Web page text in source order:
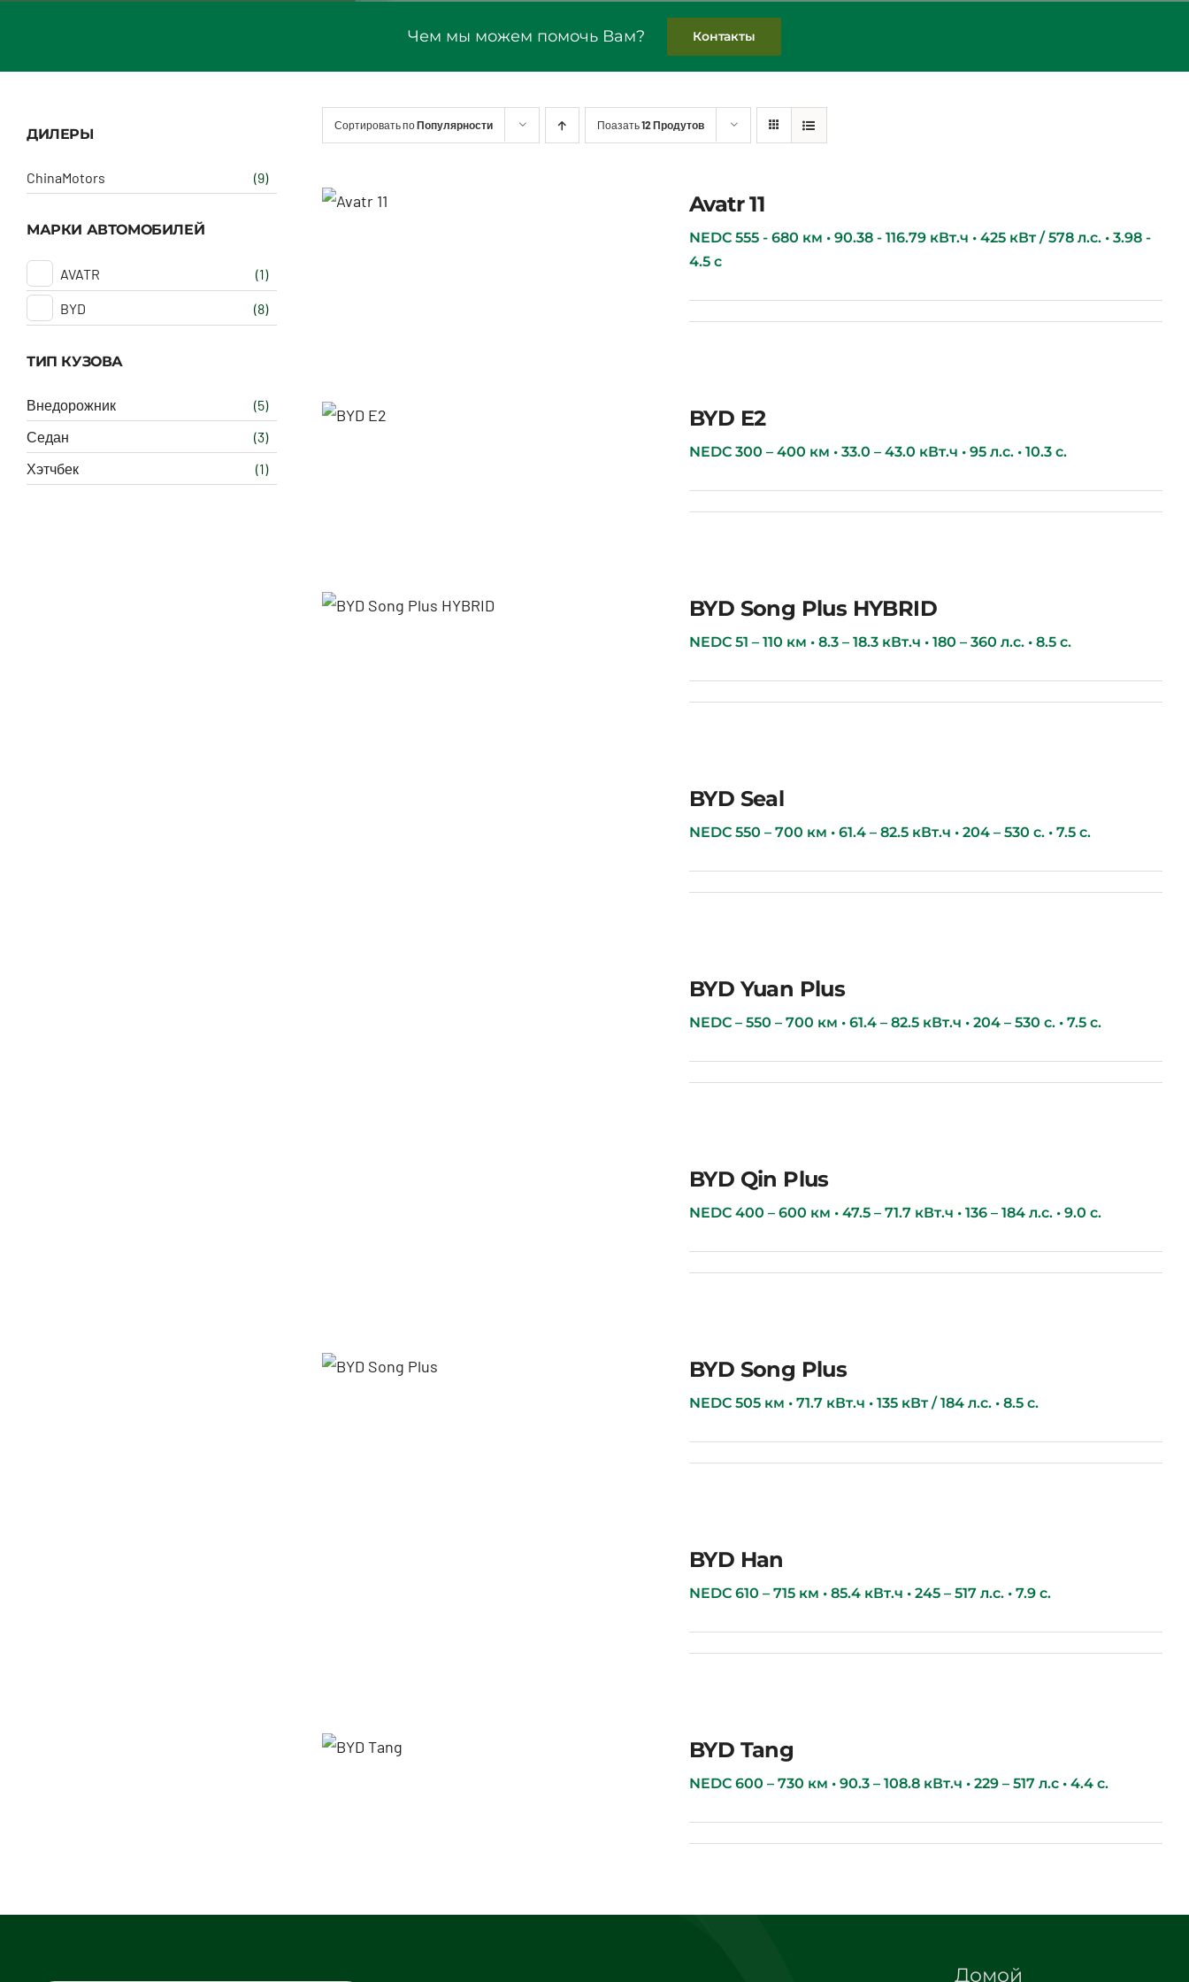
Чем мы можем помочь Вам? Контакты
ДИЛЕРЫ
ChinaMotors (9)
МАРКИ АВТОМОБИЛЕЙ
AVATR (1)
BYD (8)
ТИП КУЗОВА
Внедорожник
(5)
Седан
(3)
Хэтчбек
(1)
Сортировать поПопулярности Поазать12 Продутов
Avatr 11
NEDC 555 - 680 км • 90.38 - 116.79 кВт.ч • 425 кВт / 578 л.с. • 3.98 -
4.5 с
BYD E2
NEDC 300 – 400 км • 33.0 – 43.0 кВт.ч • 95 л.с. • 10.3 с.
BYD Song Plus HYBRID
NEDC 51 – 110 км • 8.3 – 18.3 кВт.ч • 180 – 360 л.с. • 8.5 с.
BYD Seal
NEDC 550 – 700 км • 61.4 – 82.5 кВт.ч • 204 – 530 с. • 7.5 с.
BYD Yuan Plus
NEDC – 550 – 700 км • 61.4 – 82.5 кВт.ч • 204 – 530 с. • 7.5 с.
BYD Qin Plus
NEDC 400 – 600 км • 47.5 – 71.7 кВт.ч • 136 – 184 л.с. • 9.0 с.
BYD Song Plus
NEDC 505 км • 71.7 кВт.ч • 135 кВт / 184 л.с. • 8.5 с.
BYD Han
NEDC 610 – 715 км • 85.4 кВт.ч • 245 – 517 л.с. • 7.9 с.
BYD Tang
NEDC 600 – 730 км • 90.3 – 108.8 кВт.ч • 229 – 517 л.с • 4.4 с.
Домой